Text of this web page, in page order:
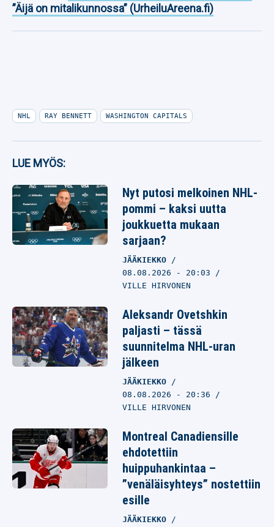
”Äijä on mitalikunnossa” (UrheiluAreena.fi)
NHL RAY BENNETT WASHINGTON CAPITALS
LUE MYÖS:
Nyt putosi melkoinen NHL-
pommi – kaksi uutta
joukkuetta mukaan
sarjaan?
JÄÄKIEKKO
08.08.2026 - 20:03
VILLE HIRVONEN
Aleksandr Ovetshkin
paljasti – tässä
suunnitelma NHL-uran
jälkeen
JÄÄKIEKKO
08.08.2026 - 20:36
VILLE HIRVONEN
Montreal Canadiensille
ehdotettiin
huippuhankintaa –
”venäläisyhteys” nostettiin
esille
JÄÄKIEKKO